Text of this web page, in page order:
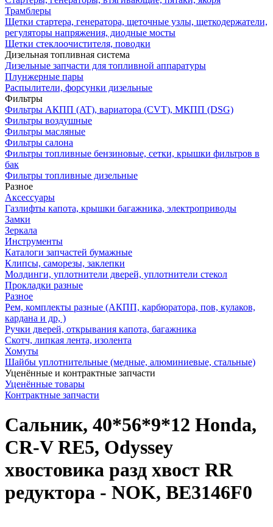
Трамблеры
Щетки стартера, генератора, щеточные узлы, щеткодержатели,
регуляторы напряжения, диодные мосты
Щетки стеклоочистителя, поводки
Дизельная топливная система
Дизельные запчасти для топливной аппаратуры
Плунжерные пары
Распылители, форсунки дизельные
Фильтры
Фильтры АКПП (AT), вариатора (CVT), МКПП (DSG)
Фильтры воздушные
Фильтры масляные
Фильтры салона
Фильтры топливные бензиновые, сетки, крышки фильтров в
бак
Фильтры топливные дизельные
Разное
Аксесcуары
Газлифты капота, крышки багажника, электроприводы
Замки
Зеркала
Инструменты
Каталоги запчастей бумажные
Клипсы, саморезы, заклепки
Молдинги, уплотнители дверей, уплотнители стекол
Прокладки разные
Разное
Рем, комплекты разные (АКПП, карбюратора, пов, кулаков,
кардана и др, )
Ручки дверей, открывания капота, багажника
Скотч, липкая лента, изолента
Хомуты
Шайбы уплотнительные (медные, алюминиевые, стальные)
Уценённые и контрактные запчасти
Уценённые товары
Контрактные запчасти
Сальник, 40*56*9*12 Honda,
CR-V RE5, Odyssey
хвостовика разд хвост RR
редуктора - NOK, BE3146F0